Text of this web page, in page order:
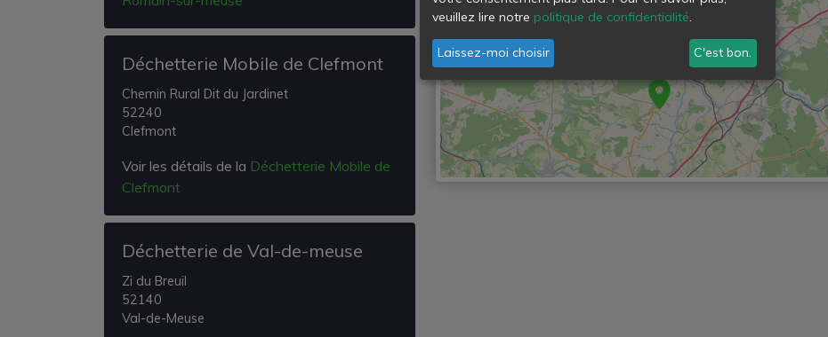
Déchetterie Mobile de Clefmont
Chemin Rural Dit du Jardinet
52240
Clefmont
Voir les détails de la Déchetterie Mobile de
Clefmont
Déchetterie de Val-de-meuse
Zi du Breuil
52140
Val-de-Meuse
veuillez lire notre politique de confidentialité.
Laissez-moi choisir C'est bon.